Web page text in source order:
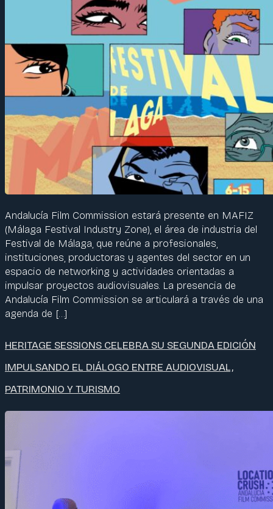
Andalucía Film Commission estará presente en MAFIZ
(Málaga Festival Industry Zone), el área de industria del
Festival de Málaga, que reúne a profesionales,
instituciones, productoras y agentes del sector en un
espacio de networking y actividades orientadas a
impulsar proyectos audiovisuales. La presencia de
Andalucía Film Commission se articulará a través de una
agenda de […]
HERITAGE SESSIONS CELEBRA SU SEGUNDA EDICIÓN
IMPULSANDO EL DIÁLOGO ENTRE AUDIOVISUAL,
PATRIMONIO Y TURISMO